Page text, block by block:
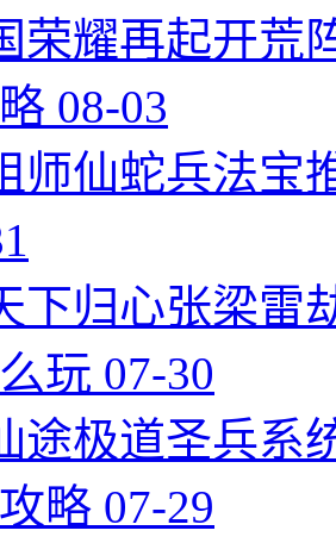
荣耀再起开荒
08-03
师仙蛇兵法宝
下归心张梁雷
玩 07-30
途极道圣兵系
略 07-29